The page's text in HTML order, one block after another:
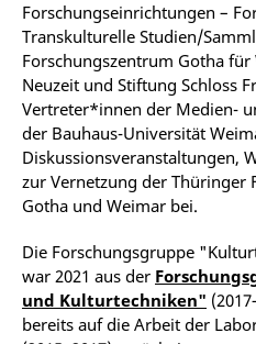
Forschungseinrichtungen –
Transkulturelle Studien/
Forschungszentrum Gotha für
Neuzeit und Stiftung Schloss
Vertreter*innen der Medien-
der Bauhaus-Universität
Diskussionsveranstaltungen,
zur Vernetzung der Thüringer
Gotha und Weimar bei.
Die Forschungsgruppe
war 2021 aus der
und Kulturtechniken"
bereits auf die Arbeit der